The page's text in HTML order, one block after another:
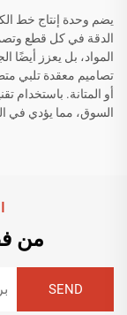
الدقة في كل قطع
المواد، بل يعزز أيضًا
تصاميم معقدة تلبي
أو المتانة. باستخدام
السوق، مما يؤدي في
من